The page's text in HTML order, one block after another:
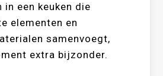
in een keuken die
elementen en
samenvoegt,
extra bijzonder.